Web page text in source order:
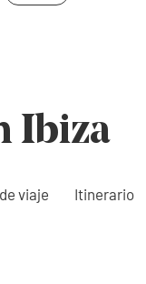
Ibiza
viaje Itinerario